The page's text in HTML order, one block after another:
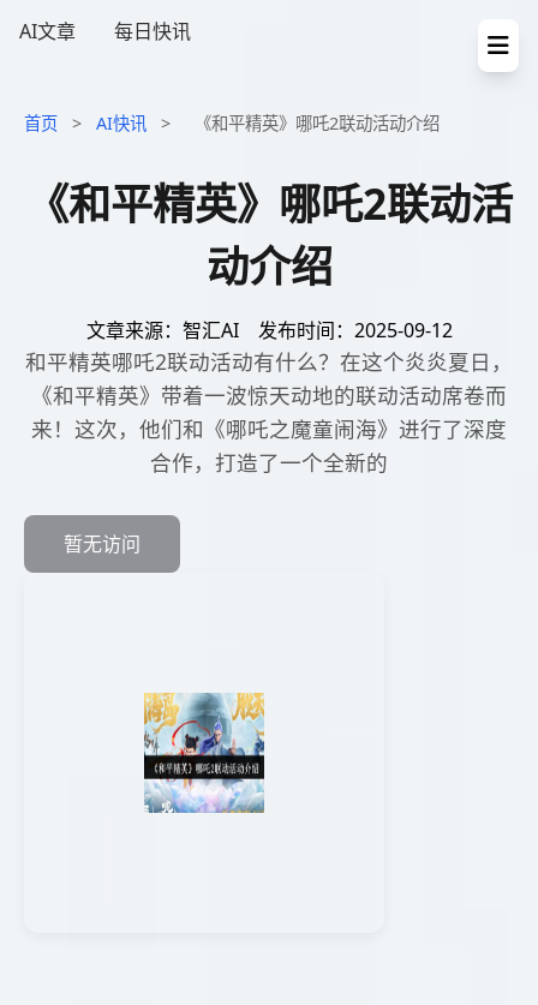
AI文章 每日快讯
首页 > AI快讯 > 《和平精英》哪吒2联动活动介绍
《和平精英》哪吒2联动活
动介绍
文章来源：智汇AI 发布时间：2025-09-12
和平精英哪吒2联动活动有什么？在这个炎炎夏日，
《和平精英》带着一波惊天动地的联动活动席卷而
来！这次，他们和《哪吒之魔童闹海》进行了深度
合作，打造了一个全新的
暂无访问